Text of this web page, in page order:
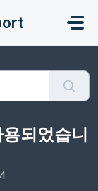
되었습니